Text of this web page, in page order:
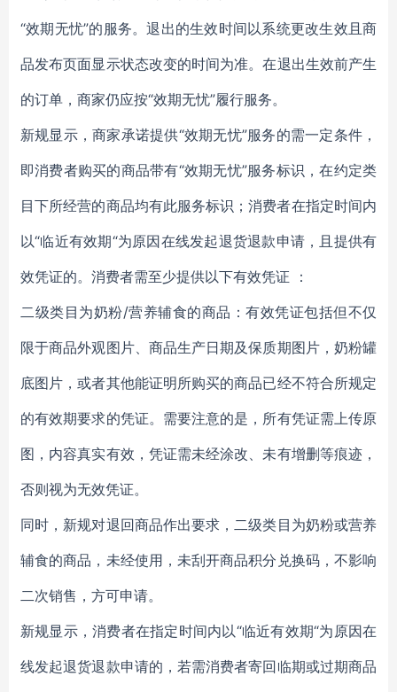
“效期无忧”的服务。退出的生效时间以系统更改生效且商
品发布页面显示状态改变的时间为准。在退出生效前产生
的订单，商家仍应按“效期无忧”履行服务。
新规显示，商家承诺提供“效期无忧”服务的需一定条件，
即消费者购买的商品带有“效期无忧”服务标识，在约定类
目下所经营的商品均有此服务标识；消费者在指定时间内
以“临近有效期“为原因在线发起退货退款申请，且提供有
效凭证的。消费者需至少提供以下有效凭证 ：
二级类目为奶粉/营养辅食的商品：有效凭证包括但不仅
限于商品外观图片、商品生产日期及保质期图片，奶粉罐
底图片，或者其他能证明所购买的商品已经不符合所规定
的有效期要求的凭证。需要注意的是，所有凭证需上传原
图，内容真实有效，凭证需未经涂改、未有增删等痕迹，
否则视为无效凭证。
同时，新规对退回商品作出要求，二级类目为奶粉或营养
辅食的商品，未经使用，未刮开商品积分兑换码，不影响
二次销售，方可申请。
新规显示，消费者在指定时间内以“临近有效期“为原因在
线发起退货退款申请的，若需消费者寄回临期或过期商品